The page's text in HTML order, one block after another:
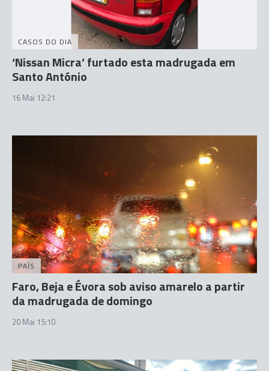
CASOS DO DIA
‘Nissan Micra’ furtado esta madrugada em
Santo António
16 Mai 12:21
PAÍS
Faro, Beja e Évora sob aviso amarelo a partir
da madrugada de domingo
20 Mai 15:10